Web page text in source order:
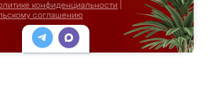
конфиденциальности
соглашению